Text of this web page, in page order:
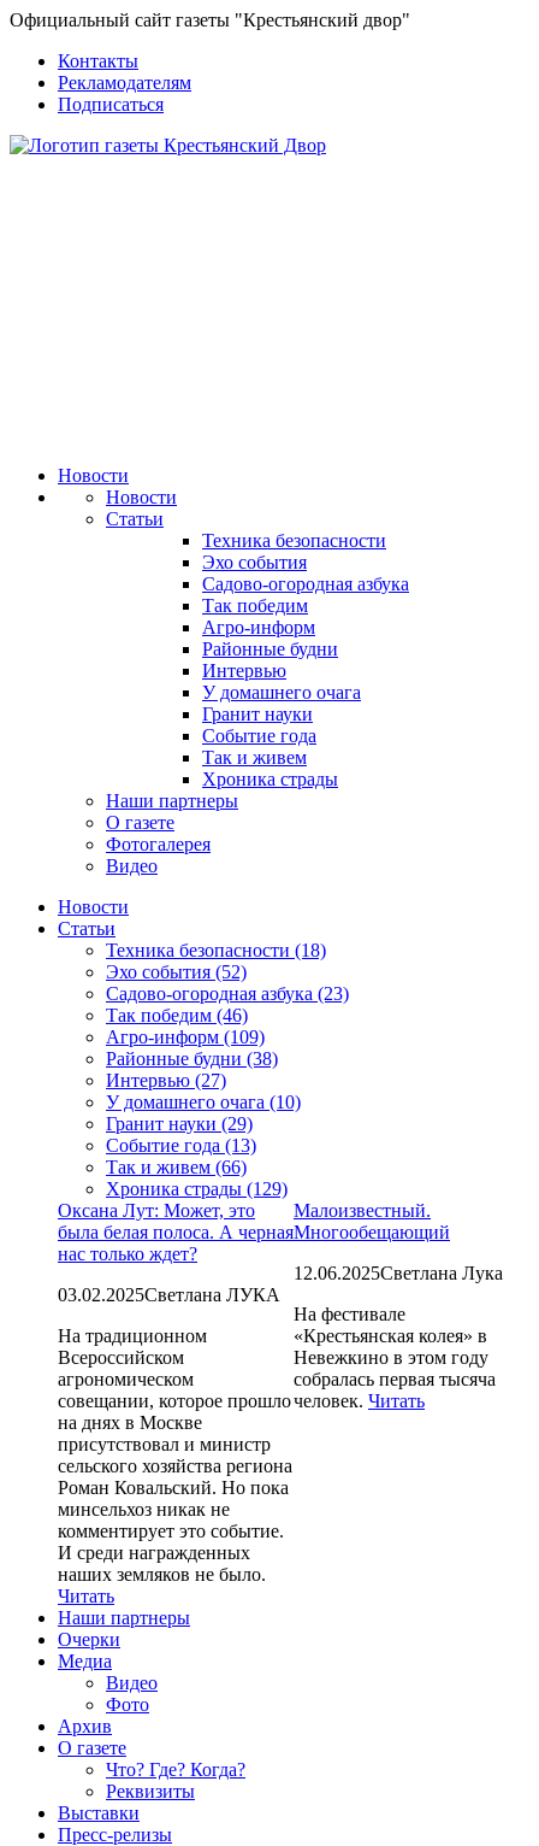
Официальный сайт газеты "Крестьянский двор"
Контакты
Рекламодателям
Подписаться
Новости
Новости
Статьи
Техника безопасности
Эхо события
Садово-огородная азбука
Так победим
Агро-информ
Районные будни
Интервью
У домашнего очага
Гранит науки
Событие года
Так и живем
Хроника страды
Наши партнеры
О газете
Фотогалерея
Видео
Новости
Статьи
Техника безопасности (18)
Эхо события (52)
Садово-огородная азбука (23)
Так победим (46)
Агро-информ (109)
Районные будни (38)
Интервью (27)
У домашнего очага (10)
Гранит науки (29)
Событие года (13)
Так и живем (66)
Хроника страды (129)
Малоизвестный.
Многообещающий
12.06.2025Светлана Лука
На фестивале
«Крестьянская колея» в
Невежкино в этом году
собралась первая тысяча
человек. Читать
Оксана Лут: Может, это
была белая полоса. А черная
нас только ждет?
03.02.2025Светлана ЛУКА
На традиционном
Всероссийском
агрономическом
совещании, которое прошло
на днях в Москве
присутствовал и министр
сельского хозяйства региона
Роман Ковальский. Но пока
минсельхоз никак не
комментирует это событие.
И среди награжденных
наших земляков не было.
Читать
Наши партнеры
Очерки
Медиа
Видео
Фото
Архив
О газете
Что? Где? Когда?
Реквизиты
Выставки
Пресс-релизы